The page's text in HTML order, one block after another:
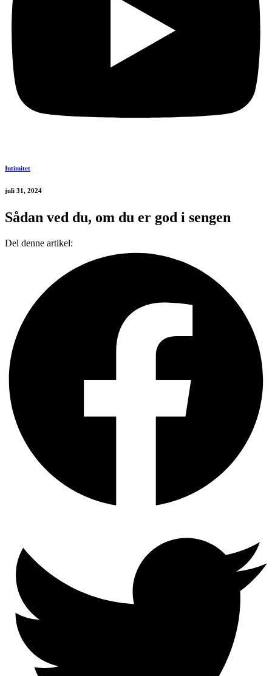
Intimitet
juli 31, 2024
Sådan ved du, om du er god i sengen
Del denne artikel: